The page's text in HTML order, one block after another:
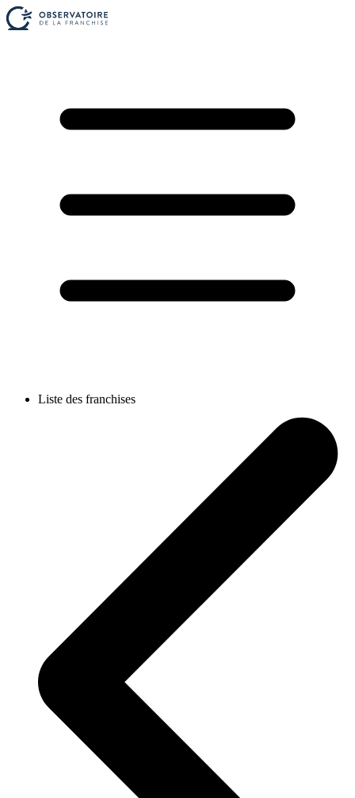
Liste des franchises